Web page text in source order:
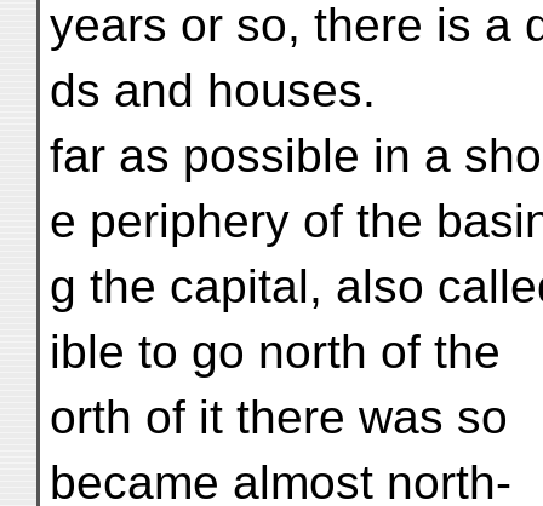
years or so, there is a
ds and houses.
far as possible in a
e periphery of the
g the capital, also
ible to go north of the
orth of it there was so
became almost north-